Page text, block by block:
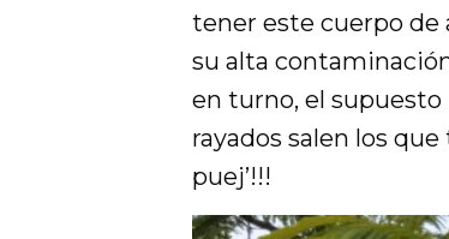
tener este cuerpo de
su alta
en turno, el supuesto
rayados salen los
puej’!!!